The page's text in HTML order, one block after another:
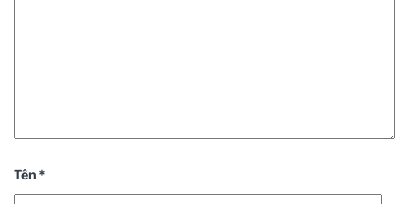
Tên *